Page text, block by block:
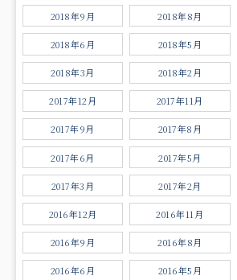
2018年9月 2018年8月
2018年6月 2018年5月
2018年3月 2018年2月
2017年12月 2017年11月
2017年9月 2017年8月
2017年6月 2017年5月
2017年3月 2017年2月
2016年12月 2016年11月
2016年9月 2016年8月
2016年6月 2016年5月